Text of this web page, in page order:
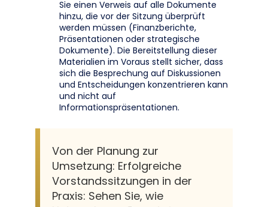
Sie einen Verweis auf alle Dokumente
hinzu, die vor der Sitzung überprüft
werden müssen (Finanzberichte,
Präsentationen oder strategische
Dokumente). Die Bereitstellung dieser
Materialien im Voraus stellt sicher, dass
sich die Besprechung auf Diskussionen
und Entscheidungen konzentrieren kann
und nicht auf
Informationspräsentationen.
Von der Planung zur
Umsetzung: Erfolgreiche
Vorstandssitzungen in der
Praxis: Sehen Sie, wie